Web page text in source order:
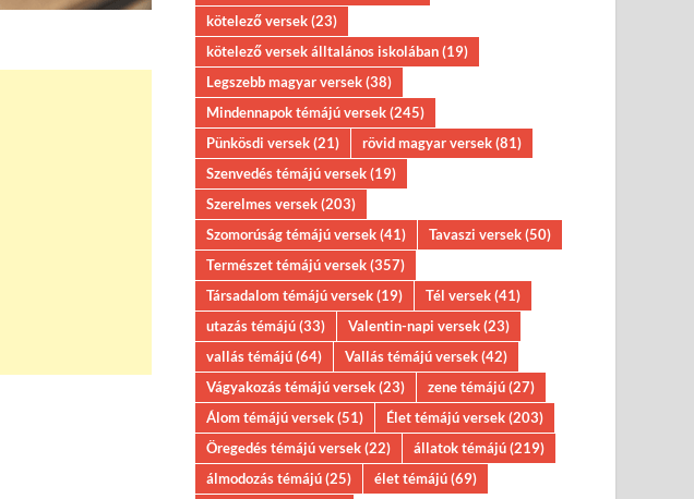
kötelező versek(23)
kötelező versek álltalános iskolában(19)
Legszebb magyar versek(38)
Mindennapok témájú versek(245)
Pünkösdi versek(21) rövid magyar versek(81)
Szenvedés témájú versek(19)
Szerelmes versek(203)
Szomorúság témájú versek(41) Tavaszi versek(50)
Természet témájú versek(357)
Társadalom témájú versek(19) Tél versek(41)
utazás témájú(33) Valentin-napi versek(23)
vallás témájú(64) Vallás témájú versek(42)
Vágyakozás témájú versek(23) zene témájú(27)
Álom témájú versek(51) Élet témájú versek(203)
Öregedés témájú versek(22) állatok témájú(219)
álmodozás témájú(25) élet témájú(69)